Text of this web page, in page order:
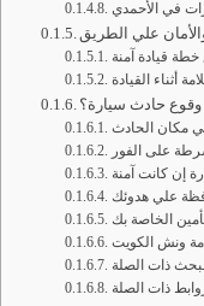
في الأحمدي
علي الطريق
قيادة آمنة
أثناء القيادة
وقوع حادث سيارة؟
مكان الحادث
على الفور
إن كانت آمنة
علي هدوئك
الخاصة بك
ونش الكويت
ذات الصلة
ذات الصلة